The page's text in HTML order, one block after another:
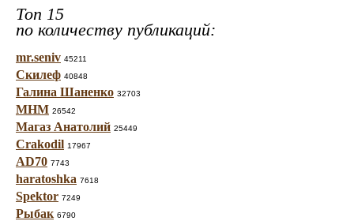
Топ 15
по количеству публикаций:
mr.seniv 45211
Скилеф 40848
Галина Шаненко 32703
МНМ 26542
Магаз Анатолий 25449
Crakodil 17967
AD70 7743
haratoshka 7618
Spektor 7249
Рыбак 6790